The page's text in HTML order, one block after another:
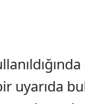
uyarıda